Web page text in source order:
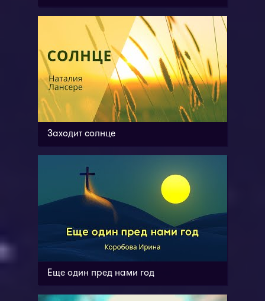
Заходит солнце
Еще один пред нами год